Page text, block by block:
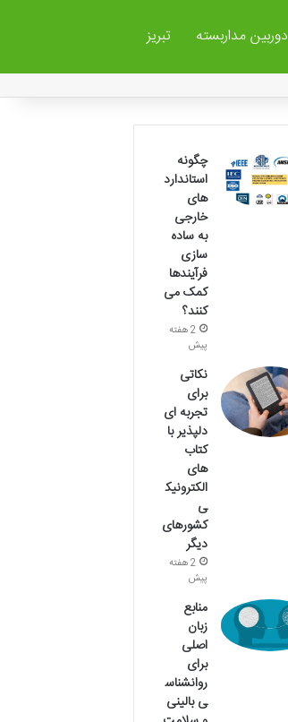
دوربین مداربسته تبریز
چگونه
استاندارد
های
خارجی
به ساده
سازی
فرآیندها
کمک می
کنند؟
2 هفته
پیش
نکاتی
برای
تجربه ای
دلپذیر با
کتاب
های
الکترونیک
ی
کشورهای
دیگر
2 هفته
پیش
منابع
زبان
اصلی
برای
روانشناس
ی بالینی